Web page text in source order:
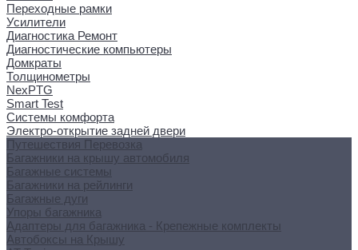
Переходные рамки
Усилители
Диагностика Ремонт
Диагностические компьютеры
Домкраты
Толщинометры
NexPTG
Smart Test
Системы комфорта
Электро-открытие задней двери
Путешествия Перевозка
Багажники на крышу автомобиля
Багажные системы
Багажники на рейлинги
Багажные дуги
Упоры багажника
Адаптеры для багажника - Крепежные комплекты
Автобоксы на Крышу